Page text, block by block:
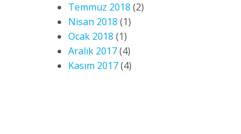
Temmuz 2018 (2)
Nisan 2018 (1)
Ocak 2018 (1)
Aralık 2017(4)
Kasım 2017(4)